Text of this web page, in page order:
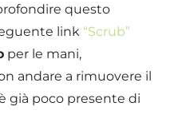
questo
link “Scrub”
per le mani,
andare a rimuovere il
già poco presente di